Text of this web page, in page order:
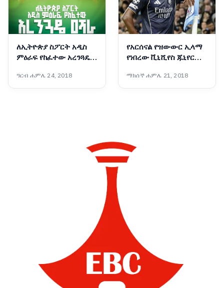
ለኢትዮጵያ ስፖርት አዲስ
ምዕራፍ የከፈተው አረንጓዴ
ዓርብ ሐምሌ 24, 2018
የአርሰናል የዝውውር ኢላማ
የነበረው ቪኒሺየስ ጁኒየር
ተገለፀ
ማክሰኞ ሐምሌ 21, 2018